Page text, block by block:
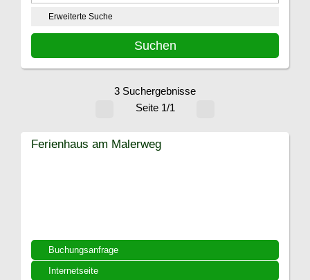
Erweiterte Suche
3 Suchergebnisse
Seite 1/1
Buchungsanfrage
Internetseite
Ferienhaus am Malerweg